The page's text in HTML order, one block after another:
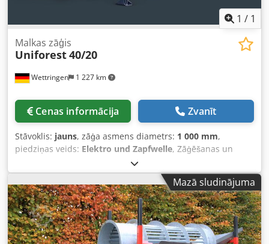
1 / 1
Wettringen 1 227 km
Malkas zāģis
Uniforest40/20
Cenas informācija Zvanīt
Stāvoklis: jauns, zāģa asmens diametrs: 1 000 mm,
piedziņas veids: Elektro und Zapfwelle, Zāģēšanas un
šķelšanas automāts 40/20 CD+E ar ripzāģa asmeni griež
baļķus ar maksimālo diametru līdz ø 40 cm un ar 20 tonnu
šķelšanas spēku šķeļ tos. Tā ir kombinētā iekārta ar
elektrisko un kardānpiedziņas (PTO) pieslēgumu.
Demonstrācija un apskate iespējama pēc vienošanās –
iekārta pašlaik atrodas noliktavā un ir nekavējoties
pieejama. Djdpfevukuiex Ag Ajck
Mazā sludinājuma